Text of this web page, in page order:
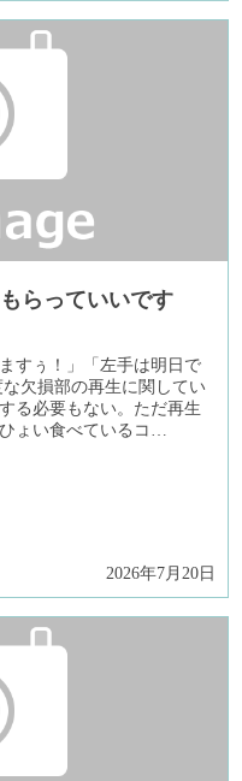
らっていいです
すぅ！」「左手は明日で
欠損部の再生に関してい
る必要もない。ただ再生
ょい食べているコ…
2026年7月20日